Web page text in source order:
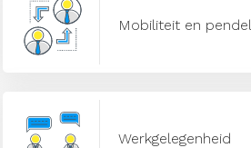
Mobiliteit en pendel
Werkgelegenheid